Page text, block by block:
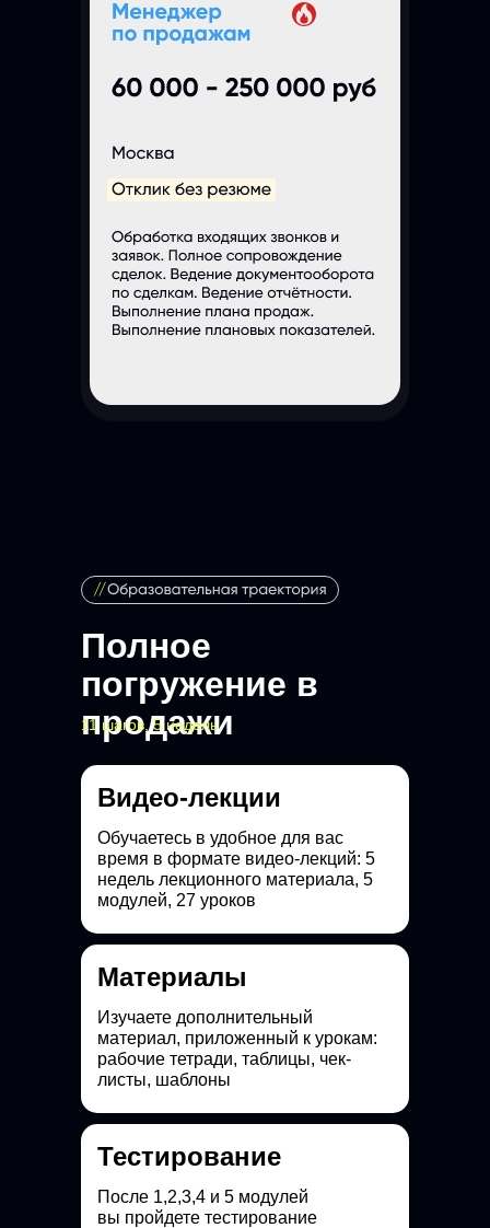
Полное
погружение в
продажи
11 шагов, 5 недель
Видео-лекции
Обучаетесь в удобное для вас
время в формате видео-лекций: 5
недель лекционного материала, 5
модулей, 27 уроков
Материалы
Изучаете дополнительный
материал, приложенный к урокам:
рабочие тетради, таблицы, чек-
листы, шаблоны
Тестирование
После 1,2,3,4 и 5 модулей
вы пройдете тестирование